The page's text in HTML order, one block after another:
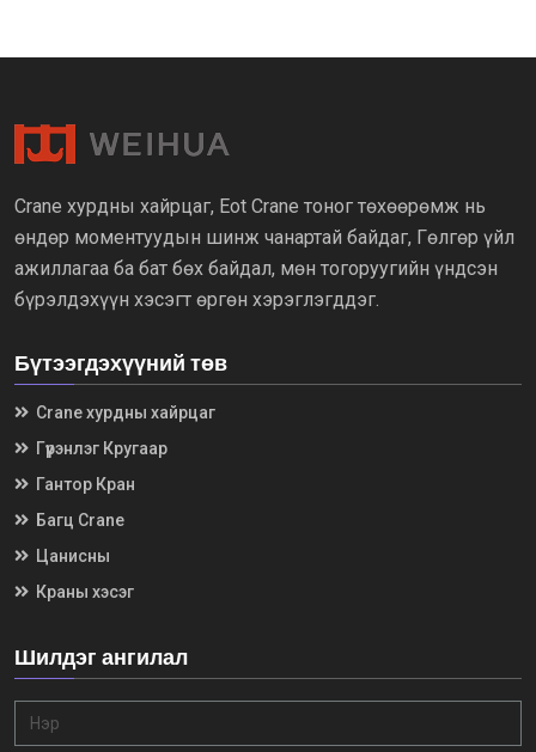
Crane хурдны хайрцаг, Eot Crane тоног төхөөрөмж нь
өндөр моментуудын шинж чанартай байдаг, Гөлгөр үйл
ажиллагаа ба бат бөх байдал, мөн тогоруугийн үндсэн
бүрэлдэхүүн хэсэгт өргөн хэрэглэгддэг.
Бүтээгдэхүүний төв
Crane хурдны хайрцаг
Гүүрэнлэг Кругаар
Гантор Кран
Багц Crane
Цанисны
Краны хэсэг
Шилдэг ангилал